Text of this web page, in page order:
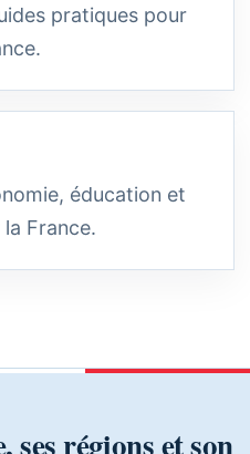
pratiques pour
éducation et
France.
régions et son